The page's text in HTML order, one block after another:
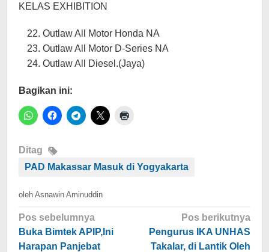
KELAS EXHIBITION
Outlaw All Motor Honda NA
Outlaw All Motor D-Series NA
Outlaw All Diesel.(Jaya)
Bagikan ini:
Ditag
PAD Makassar Masuk di Yogyakarta
oleh Asnawin Aminuddin
Navigasi
pos
Pos sebelumnya
Buka Bimtek APIP,Ini
Harapan Panjebat
Pos berikutnya
Pengurus IKA UNHAS
Takalar, di Lantik Oleh